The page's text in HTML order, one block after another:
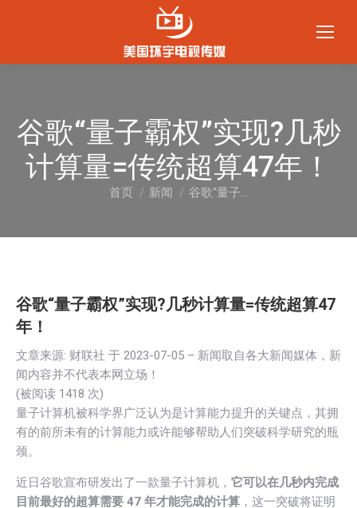
谷歌“量子霸权”实现?几秒
计算量=传统超算47年！
您在这里：
首页 新闻 谷歌“量子…
谷歌“量子霸权”实现?几秒计算量=传统超算47
年！
文章来源: 财联社 于 2023-07-05 – 新闻取自各大新闻媒体，新
闻内容并不代表本网立场！
(被阅读 1418 次)
量子计算机被科学界广泛认为是计算能力提升的关键点，其拥
有的前所未有的计算能力或许能够帮助人们突破科学研究的瓶
颈。
近日谷歌宣布研发出了一款量子计算机， 它可以在几秒内完成
目前最好的超算需要 47 年才能完成的计算 ，这一突破将证明